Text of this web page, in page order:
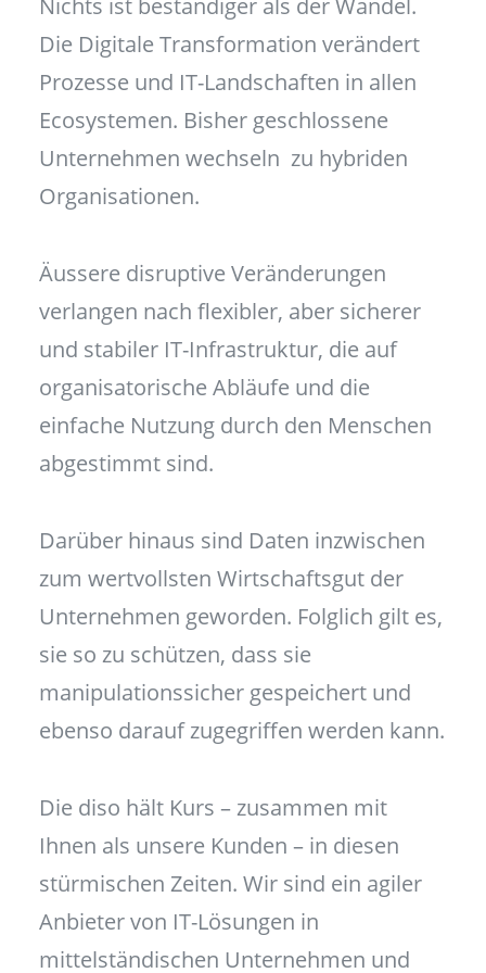
Nichts ist beständiger als der Wandel.
Die Digitale Transformation verändert
Prozesse und IT-Landschaften in allen
Ecosystemen. Bisher geschlossene
Unternehmen wechseln zu hybriden
Organisationen.
Äussere disruptive Veränderungen
verlangen nach flexibler, aber sicherer
und stabiler IT-Infrastruktur, die auf
organisatorische Abläufe und die
einfache Nutzung durch den Menschen
abgestimmt sind.
Darüber hinaus sind Daten inzwischen
zum wertvollsten Wirtschaftsgut der
Unternehmen geworden. Folglich gilt es,
sie so zu schützen, dass sie
manipulationssicher gespeichert und
ebenso darauf zugegriffen werden kann.
Die diso hält Kurs – zusammen mit
Ihnen als unsere Kunden – in diesen
stürmischen Zeiten. Wir sind ein agiler
Anbieter von IT-Lösungen in
mittelständischen Unternehmen und